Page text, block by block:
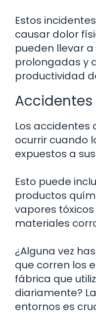
Estos
causar dolor
pueden llevar
prolongadas y
productividad
Los accidentes
ocurrir cuando
expuestos a
Esto puede
productos
vapores
materiales
¿Alguna vez
que corren los
fábrica que
diariamente?
entornos es